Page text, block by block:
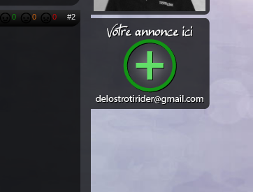
0 0 0 #2